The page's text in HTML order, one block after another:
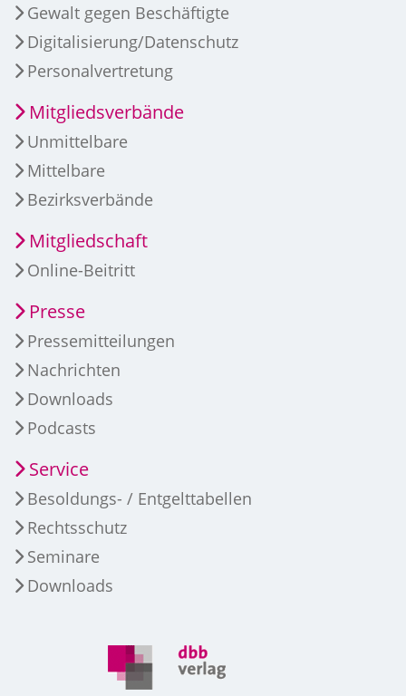
Gewalt gegen Beschäftigte
Digitalisierung/Datenschutz
Personalvertretung
Mitgliedsverbände
Unmittelbare
Mittelbare
Bezirksverbände
Mitgliedschaft
Online-Beitritt
Presse
Pressemitteilungen
Nachrichten
Downloads
Podcasts
Service
Besoldungs- / Entgelttabellen
Rechtsschutz
Seminare
Downloads